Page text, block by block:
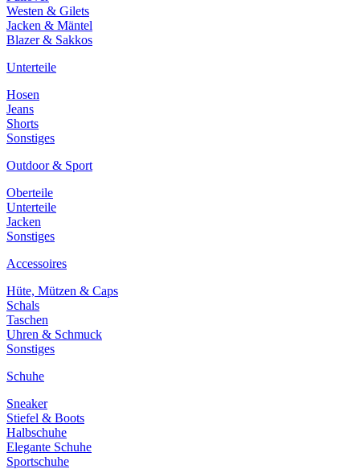
Westen & Gilets
Jacken & Mäntel
Blazer & Sakkos
Unterteile
Hosen
Jeans
Shorts
Sonstiges
Outdoor & Sport
Oberteile
Unterteile
Jacken
Sonstiges
Accessoires
Hüte, Mützen & Caps
Schals
Taschen
Uhren & Schmuck
Sonstiges
Schuhe
Sneaker
Stiefel & Boots
Halbschuhe
Elegante Schuhe
Sportschuhe